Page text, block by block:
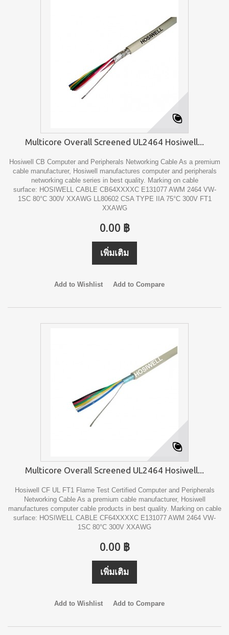
Multicore Overall Screened UL2464 Hosiwell...
Hosiwell CB Computer and Peripherals Networking Cable As a premium
cable manufacturer, Hosiwell manufactures computer and peripherals
networking cable series in best quality. Marking on cable
surface: HOSIWELL CABLE CB64XXXXC E131077 AWM 2464 VW-
1SC 80°C 300V XXAWG LL80602 CSA TYPE IIA 75°C 300V FT1
XXAWG
0.00 ฿
เพิ่มเติม
Add to Wishlist Add to Compare
Multicore Overall Screened UL2464 Hosiwell...
Hosiwell CF UL FT1 Flame Test Certified Computer and Peripherals
Networking Cable As a premium cable manufacturer, Hosiwell
manufactures computer cable products in best quality. Marking on cable
surface: HOSIWELL CABLE CF64XXXXC E131077 AWM 2464 VW-
1SC 80°C 300V XXAWG
0.00 ฿
เพิ่มเติม
Add to Wishlist Add to Compare